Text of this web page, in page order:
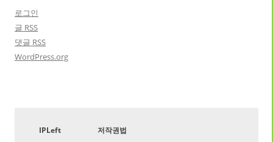
로그인
글 RSS
댓글 RSS
WordPress.org
IPLeft
저작권법